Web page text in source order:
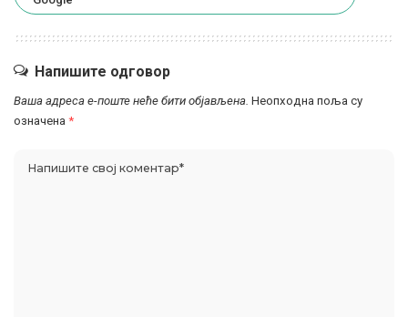
Напишите одговор
Ваша адреса е-поште неће бити објављена. Неопходна поља су
означена *